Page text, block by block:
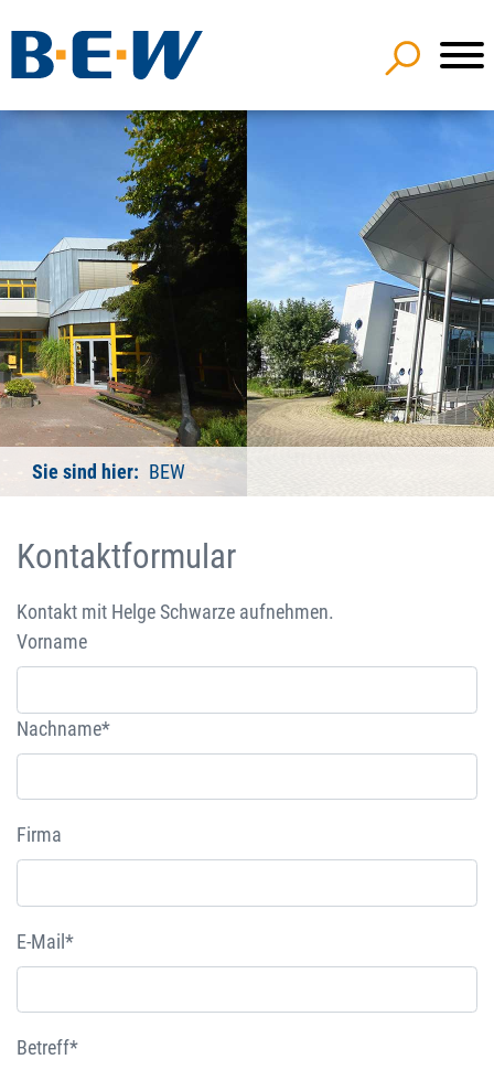
Sie sind hier: BEW
Kontaktformular
Kontakt mit Helge Schwarze aufnehmen.
Vorname
Nachname*
Firma
E-Mail*
Betreff*